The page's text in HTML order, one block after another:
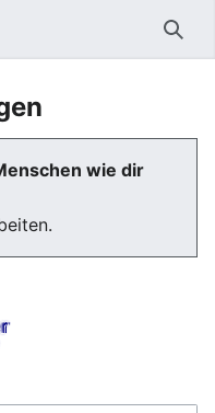
wie dir